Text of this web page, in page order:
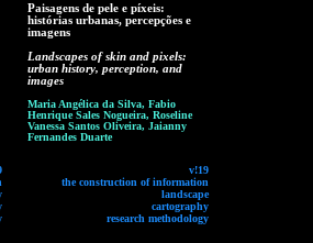
Paisagens de pele e píxeis:
histórias urbanas, percepções e
imagens
Landscapes of skin and pixels:
urban history, perception, and
images
Maria Angélica da Silva, Fabio
Henrique Sales Nogueira, Roseline
Vanessa Santos Oliveira, Jaianny
Fernandes Duarte
v!19
the construction of information
landscape
cartography
research methodology